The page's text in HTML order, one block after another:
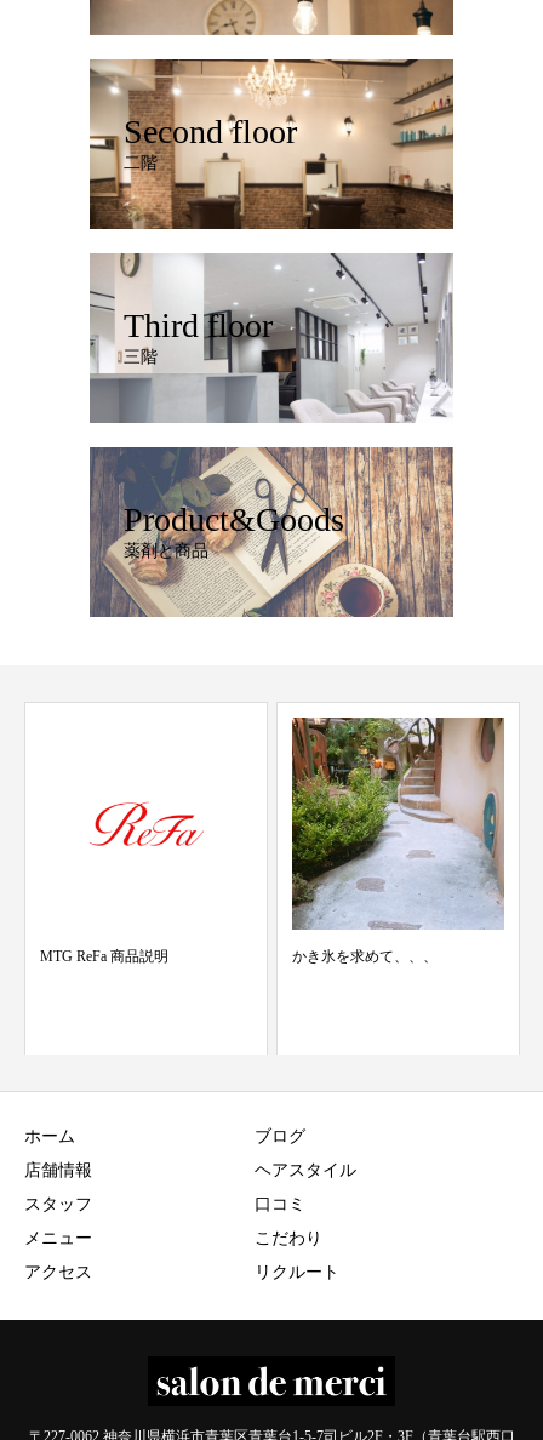
Second floor
二階
Third floor
三階
Product&Goods
薬剤と商品
かき氷を求めて、、、 メンズスタイル
ホーム
店舗情報
スタッフ
メニュー
アクセス
ブログ
ヘアスタイル
口コミ
こだわり
リクルート
〒227-0062 神奈川県横浜市青葉区青葉台1-5-7司ビル2F・3F（青葉台駅西口